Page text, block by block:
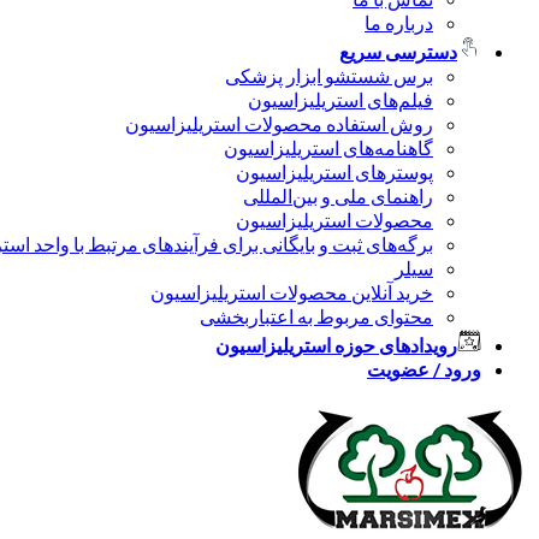
درباره ما
دسترسی سریع
برس شستشو ابزار پزشکی
فیلم‌های استریلیزاسیون
روش استفاده محصولات استریلیزاسیون
گاهنامه‌های استریلیزاسیون
پوسترهای استریلیزاسیون
راهنمای ملی و بین‌المللی
محصولات استریلیزاسیون
برگه‌های ثبت و بایگانی برای فرآیندهای مرتبط با واحد
سیلر
خرید آنلاین محصولات استریلیزاسیون
محتوای مربوط به اعتباربخشی
رویدادهای حوزه استریلیزاسیون
ورود / عضویت